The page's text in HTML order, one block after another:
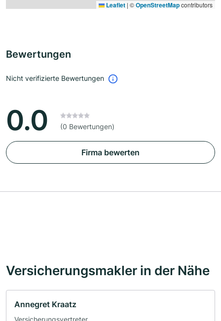
Leaflet | ©OpenStreetMapcontributors
Bewertungen
Nicht verifizierte Bewertungen
0.0 (0 Bewertungen)
Firma bewerten
Versicherungsmakler in der Nähe
Annegret Kraatz